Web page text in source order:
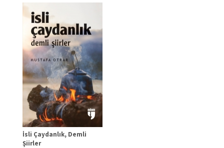
İsli Çaydanlık, Demli
Şiirler